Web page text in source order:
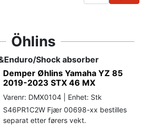
Öhlins
Shock absorber
Demper Øhlins Yamaha YZ 85
2019-2023 STX 46 MX
Varenr: DMX0104 | Enhet: Stk
S46PR1C2W Fjær 00698-xx bestilles
separat etter førers vekt.